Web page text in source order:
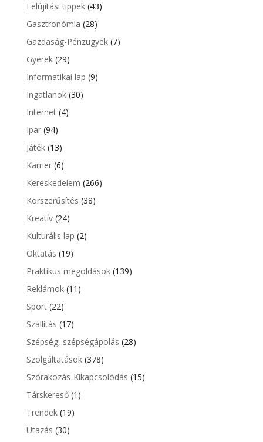
Felújítási tippek(43)
Gasztronómia (28)
Gazdaság-Pénzügyek(7)
Gyerek(29)
Informatikai lap (9)
Ingatlanok(30)
Internet(4)
Ipar(94)
Játék(13)
Karrier(6)
Kereskedelem (266)
Korszerűsítés (38)
Kreatív(24)
Kulturális lap (2)
Oktatás (19)
Praktikus megoldások(139)
Reklámok(11)
Sport(22)
Szállítás (17)
Szépség, szépségápolás (28)
Szolgáltatások(378)
Szórakozás-Kikapcsolódás (15)
Társkereső(1)
Trendek(19)
Utazás (30)